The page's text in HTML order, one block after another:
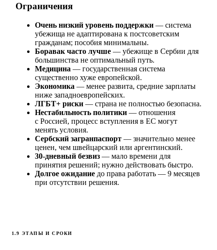
Ограничения
Очень низкий уровень поддержки — система
убежища не адаптирована к постсоветским
гражданам; пособия минимальны.
Боравак часто лучше — убежище в Сербии для
большинства не оптимальный путь.
Медицина — государственная система
существенно хуже европейской.
Экономика — менее развита, средние зарплаты
ниже западноевропейских.
ЛГБТ+ риски — страна не полностью безопасна.
Нестабильность политики — отношения
с Россией, процесс вступления в ЕС могут
менять условия.
Сербский загранпаспорт — значительно менее
ценен, чем швейцарский или аргентинский.
30-дневный безвиз — мало времени для
принятия решений; нужно действовать быстро.
Долгое ожидание до права работать — 9 месяцев
при отсутствии решения.
1.9 ЭТАПЫ И СРОКИ